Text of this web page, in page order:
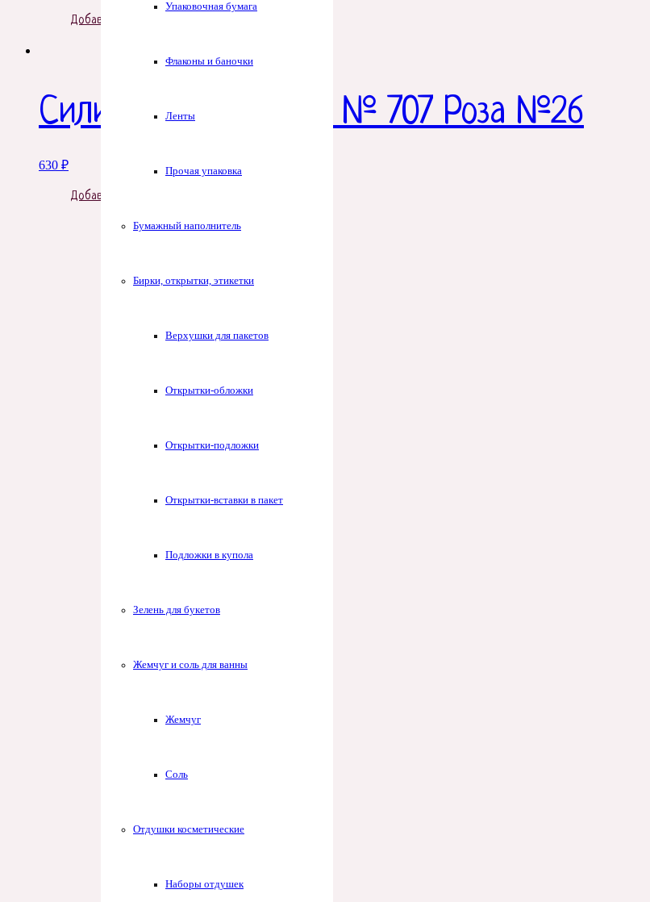
Упаковочная бумага
Флаконы и баночки
Ленты
Прочая упаковка
Бумажный наполнитель
Бирки, открытки, этикетки
Верхушки для пакетов
Открытки-обложки
Открытки-подложки
Открытки-вставки в пакет
Подложки в купола
Зелень для букетов
Жемчуг и соль для ванны
Жемчуг
Соль
Отдушки косметические
Наборы отдушек
Добавить в корзину
Силиконовая форма № 707 Роза №26
630 ₽
Добавить в корзину